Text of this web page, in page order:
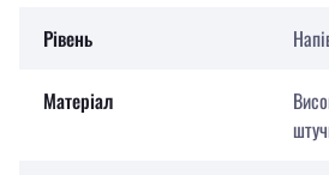
Рівень
Матеріал